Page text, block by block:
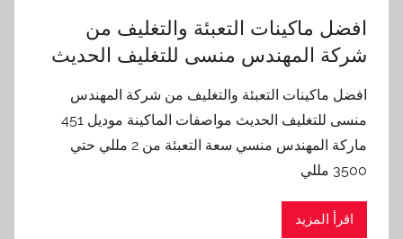
افضل ماكينات التعبئة والتغليف من
شركة المهندس منسى للتغليف الحديث
افضل ماكينات التعبئة والتغليف من شركة المهندس
منسى للتغليف الحديث مواصفات الماكينة موديل 451
ماركة المهندس منسي سعة التعبئة من 2 مللي حتي
3500 مللي
اقرأ المزيد